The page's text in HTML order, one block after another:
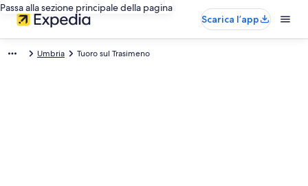
Passa alla sezione principale della pagina
Scarica l’app
Umbria Tuoro sul Trasimeno